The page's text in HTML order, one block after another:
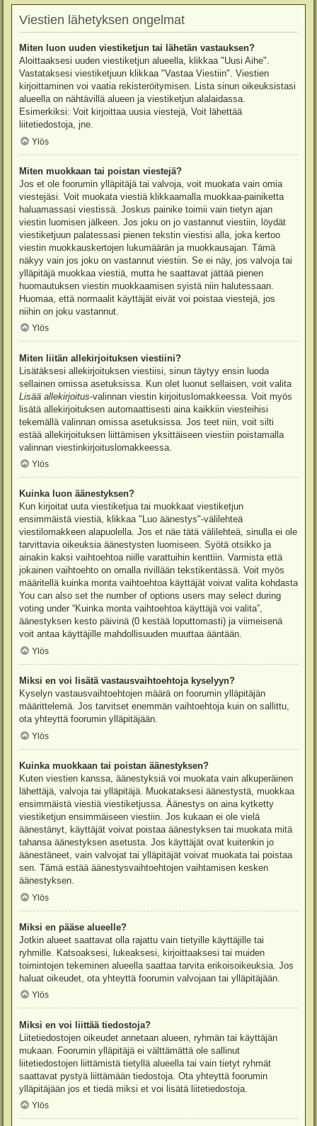
Viestien lähetyksen ongelmat
Miten luon uuden viestiketjun tai lähetän vastauksen?
Aloittaaksesi uuden viestiketjun alueella, klikkaa "Uusi Aihe".
Vastataksesi viestiketjuun klikkaa "Vastaa Viestiin". Viestien
kirjoittaminen voi vaatia rekisteröitymisen. Lista sinun oikeuksistasi
alueella on nähtävillä alueen ja viestiketjun alalaidassa.
Esimerkiksi: Voit kirjoittaa uusia viestejä, Voit lähettää
liitetiedostoja, jne.
Ylös
Miten muokkaan tai poistan viestejä?
Jos et ole foorumin ylläpitäjä tai valvoja, voit muokata vain omia
viestejäsi. Voit muokata viestiä klikkaamalla muokkaa-painiketta
haluamassasi viestissä. Joskus painike toimii vain tietyn ajan
viestin luomisen jälkeen. Jos joku on jo vastannut viestiin, löydät
viestiketjuun palatessasi pienen tekstin viestisi alla, joka kertoo
viestin muokkauskertojen lukumäärän ja muokkausajan. Tämä
näkyy vain jos joku on vastannut viestiin. Se ei näy, jos valvoja tai
ylläpitäjä muokkaa viestiä, mutta he saattavat jättää pienen
huomautuksen viestin muokkaamisen syistä niin halutessaan.
Huomaa, että normaalit käyttäjät eivät voi poistaa viestejä, jos
niihin on joku vastannut.
Ylös
Miten liitän allekirjoituksen viestiini?
Lisätäksesi allekirjoituksen viestiisi, sinun täytyy ensin luoda
sellainen omissa asetuksissa. Kun olet luonut sellaisen, voit valita
Lisää allekirjoitus-valinnan viestin kirjoituslomakkeessa. Voit myös
lisätä allekirjoituksen automaattisesti aina kaikkiin viesteihisi
tekemällä valinnan omissa asetuksissa. Jos teet niin, voit silti
estää allekirjoituksen liittämisen yksittäiseen viestiin poistamalla
valinnan viestinkirjoituslomakkeessa.
Ylös
Kuinka luon äänestyksen?
Kun kirjoitat uuta viestiketjua tai muokkaat viestiketjun
ensimmäistä viestiä, klikkaa "Luo äänestys"-välilehteä
viestilomakkeen alapuolella. Jos et näe tätä välilehteä, sinulla ei ole
tarvittavia oikeuksia äänestysten luomiseen. Syötä otsikko ja
ainakin kaksi vaihtoehtoa niille varattuihin kenttiin. Varmista että
jokainen vaihtoehto on omalla rivillään tekstikentässä. Voit myös
määritellä kuinka monta vaihtoehtoa käyttäjät voivat valita kohdasta
You can also set the number of options users may select during
voting under “Kuinka monta vaihtoehtoa käyttäjä voi valita”,
äänestyksen kesto päivinä (0 kestää loputtomasti) ja viimeisenä
voit antaa käyttäjille mahdollisuuden muuttaa ääntään.
Ylös
Miksi en voi lisätä vastausvaihtoehtoja kyselyyn?
Kyselyn vastausvaihtoehtojen määrä on foorumin ylläpitäjän
määrittelemä. Jos tarvitset enemmän vaihtoehtoja kuin on sallittu,
ota yhteyttä foorumin ylläpitäjään.
Ylös
Kuinka muokkaan tai poistan äänestyksen?
Kuten viestien kanssa, äänestyksiä voi muokata vain alkuperäinen
lähettäjä, valvoja tai ylläpitäjä. Muokataksesi äänestystä, muokkaa
ensimmäistä viestiä viestiketjussa. Äänestys on aina kytketty
viestiketjun ensimmäiseen viestiin. Jos kukaan ei ole vielä
äänestänyt, käyttäjät voivat poistaa äänestyksen tai muokata mitä
tahansa äänestyksen asetusta. Jos käyttäjät ovat kuitenkin jo
äänestäneet, vain valvojat tai ylläpitäjät voivat muokata tai poistaa
sen. Tämä estää äänestysvaihtoehtojen vaihtamisen kesken
äänestyksen.
Ylös
Miksi en pääse alueelle?
Jotkin alueet saattavat olla rajattu vain tietyille käyttäjille tai
ryhmille. Katsoaksesi, lukeaksesi, kirjoittaaksesi tai muiden
toimintojen tekeminen alueella saattaa tarvita erikoisoikeuksia. Jos
haluat oikeudet, ota yhteyttä foorumin valvojaan tai ylläpitäjään.
Ylös
Miksi en voi liittää tiedostoja?
Liitetiedostojen oikeudet annetaan alueen, ryhmän tai käyttäjän
mukaan. Foorumin ylläpitäjä ei välttämättä ole sallinut
liitetiedostojen liittämistä tietyllä alueella tai vain tietyt ryhmät
saattavat pystyä liittämään tiedostoja. Ota yhteyttä foorumin
ylläpitäjään jos et tiedä miksi et voi lisätä liitetiedostoja.
Ylös